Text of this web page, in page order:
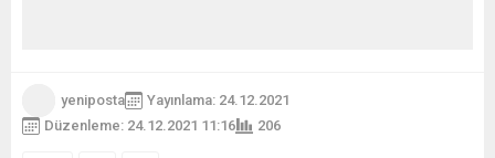
yeniposta
Yayınlama: 24.12.2021
Düzenleme: 24.12.2021 11:16
206